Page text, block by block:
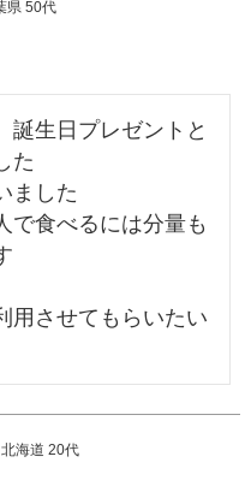
県 50代
誕生日プレゼントと
た
ました
で食べるには分量も
用させてもらいたい
北海道 20代